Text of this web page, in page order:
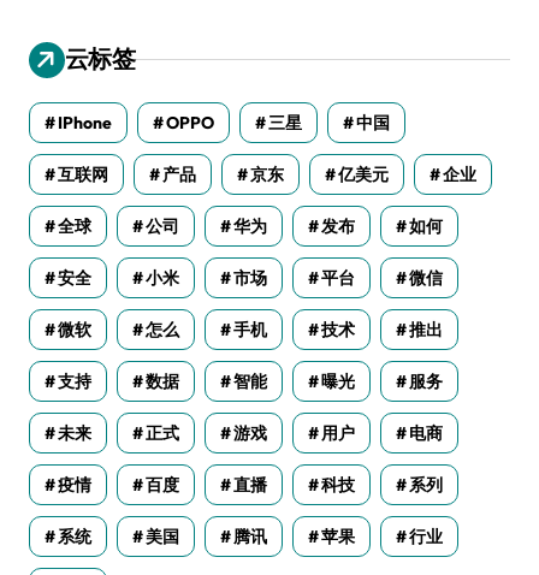
云标签
IPhone OPPO 三星 中国
互联网 产品 京东 亿美元 企业
全球 公司 华为 发布 如何
安全 小米 市场 平台 微信
微软 怎么 手机 技术 推出
支持 数据 智能 曝光 服务
未来 正式 游戏 用户 电商
疫情 百度 直播 科技 系列
系统 美国 腾讯 苹果 行业